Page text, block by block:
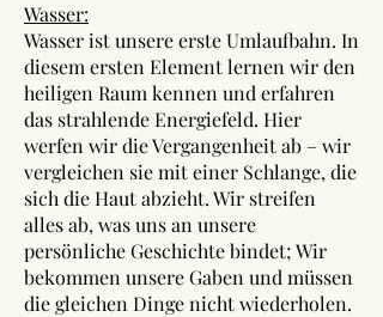
Wasser:
Wasser ist unsere erste Umlaufbahn. In
diesem ersten Element lernen wir den
heiligen Raum kennen und erfahren
das strahlende Energiefeld. Hier
werfen wir die Vergangenheit ab – wir
vergleichen sie mit einer Schlange, die
sich die Haut abzieht. Wir streifen
alles ab, was uns an unsere
persönliche Geschichte bindet; Wir
bekommen unsere Gaben und müssen
die gleichen Dinge nicht wiederholen.